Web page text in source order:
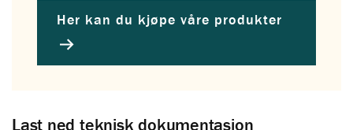
Her kan du kjøpe våre produkter
Last ned teknisk dokumentasjon